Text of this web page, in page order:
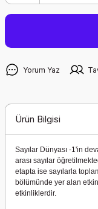
Yorum Yaz
Ürün Bilgisi
Sayılar Dünyası -1'in
arası sayılar
etapta ise sayılarla
bölümünde yer alan
etkinliklerdir.